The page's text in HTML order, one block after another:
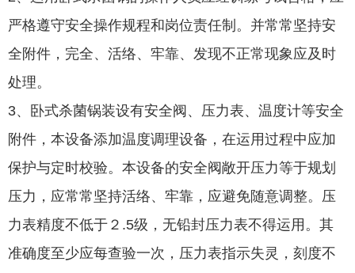
严格遵守安全操作规程和岗位责任制。并常常坚持安
全附件，完全、活络、牢靠、发现不正常现象应及时
处理。
3、卧式杀菌锅装设有安全阀、压力表、温度计等安全
附件，本设备添加温度调理设备，在运用过程中应加
保护与定时校验。本设备的安全阀敞开压力等于规划
压力，应常常坚持活络、牢靠，应避免随意调整。压
力表精度不低于２.5级，无铅封压力表不得运用。其
准确度至少应每查验一次，压力表指示失灵，刻度不